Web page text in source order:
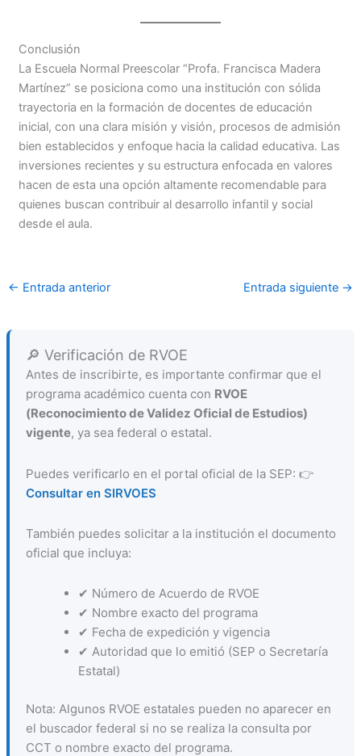
Conclusión
La Escuela Normal Preescolar “Profa. Francisca Madera
Martínez” se posiciona como una institución con sólida
trayectoria en la formación de docentes de educación
inicial, con una clara misión y visión, procesos de admisión
bien establecidos y enfoque hacia la calidad educativa. Las
inversiones recientes y su estructura enfocada en valores
hacen de esta una opción altamente recomendable para
quienes buscan contribuir al desarrollo infantil y social
desde el aula.
← Entrada anterior Entrada siguiente →
🔎 Verificación de RVOE
Antes de inscribirte, es importante confirmar que el
programa académico cuenta con RVOE
(Reconocimiento de Validez Oficial de Estudios)
vigente, ya sea federal o estatal.
Puedes verificarlo en el portal oficial de la SEP: 👉
Consultar en SIRVOES
También puedes solicitar a la institución el documento
oficial que incluya:
✔ Número de Acuerdo de RVOE
✔ Nombre exacto del programa
✔ Fecha de expedición y vigencia
✔ Autoridad que lo emitió (SEP o Secretaría
Estatal)
Nota: Algunos RVOE estatales pueden no aparecer en
el buscador federal si no se realiza la consulta por
CCT o nombre exacto del programa.